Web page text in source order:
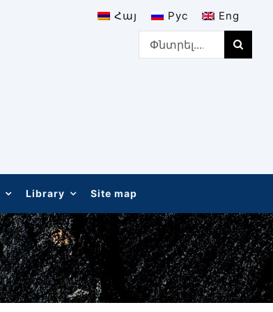
Հայ Рус
Eng
Search
for:
Library Site map